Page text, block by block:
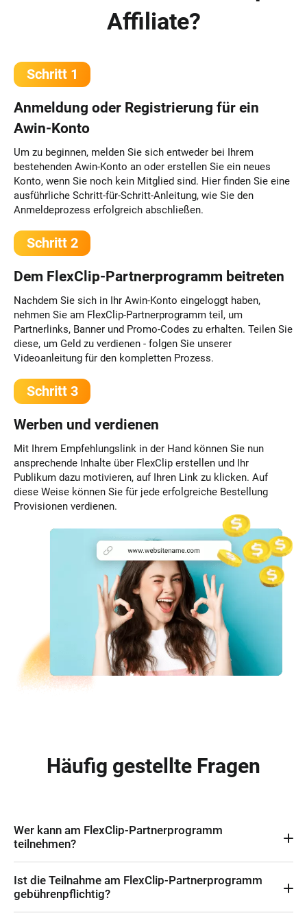
Affiliate?
Schritt 1
Anmeldung oder Registrierung für ein
Awin-Konto
Um zu beginnen, melden Sie sich entweder bei Ihrem
bestehenden Awin-Konto an oder erstellen Sie ein neues
Konto, wenn Sie noch kein Mitglied sind. Hier finden Sie eine
ausführliche Schritt-für-Schritt-Anleitung, wie Sie den
Anmeldeprozess erfolgreich abschließen.
Schritt 2
Dem FlexClip-Partnerprogramm beitreten
Nachdem Sie sich in Ihr Awin-Konto eingeloggt haben,
nehmen Sie am FlexClip-Partnerprogramm teil, um
Partnerlinks, Banner und Promo-Codes zu erhalten. Teilen Sie
diese, um Geld zu verdienen - folgen Sie unserer
Videoanleitung für den kompletten Prozess.
Schritt 3
Werben und verdienen
Mit Ihrem Empfehlungslink in der Hand können Sie nun
ansprechende Inhalte über FlexClip erstellen und Ihr
Publikum dazu motivieren, auf Ihren Link zu klicken. Auf
diese Weise können Sie für jede erfolgreiche Bestellung
Provisionen verdienen.
Häufig gestellte Fragen
Wer kann am FlexClip-Partnerprogramm
teilnehmen?
Unternehmen sind alle willkommen, um für unseren Online-Video-
Editor zu werben und Provisionen zu verdienen.
Ist die Teilnahme am FlexClip-Partnerprogramm
gebührenpflichtig?